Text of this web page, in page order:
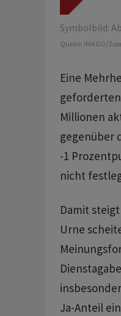
Symbolbild:
Quelle: IMAGO/
Eine
Millionen
gegenüber
-1
nicht
Damit
Urne
Ja-Anteil